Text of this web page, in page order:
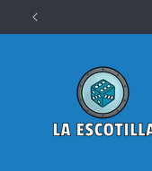
directamente
al contenido